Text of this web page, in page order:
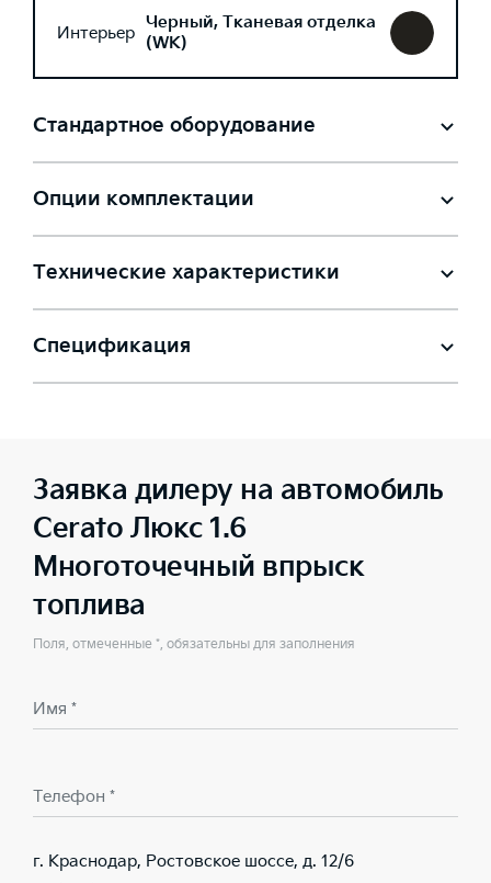
Интерьер Черный, Тканевая отделка
(WK)
Стандартное оборудование
Опции комплектации
Технические характеристики
Спецификация
Заявка дилеру на автомобиль
Cerato Люкс 1.6
Многоточечный впрыск
топлива
Поля, отмеченные *, обязательны для заполнения
Имя *
Телефон *
г. Краснодар, Ростовское шоссе, д. 12/6